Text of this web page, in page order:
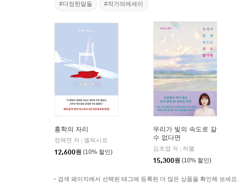
#다정한말들 #작가의에세이
홍학의 자리
정해연 저
엘릭시르
12,600원 (10% 할인)
우리가 빛의 속도로 갈
수 없다면
김초엽 저
허블
15,300원 (10% 할인)
검색 페이지에서 선택된 태그에 등록된 더 많은 상품을 확인해 보세요.